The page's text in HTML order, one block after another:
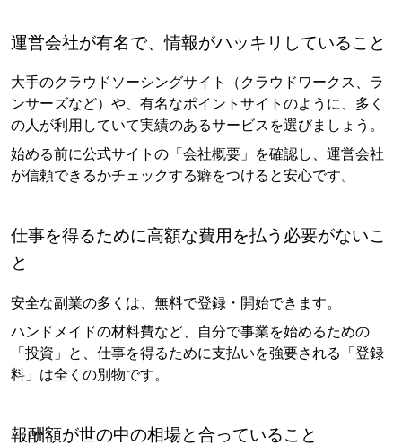
運営会社が有名で、情報がハッキリしていること
大手のクラウドソーシングサイト（クラウドワークス、ラ
ンサーズなど）や、有名なポイントサイトのように、多く
の人が利用していて実績のあるサービスを選びましょう。
始める前に公式サイトの「会社概要」を確認し、運営会社
が信頼できるかチェックする癖をつけると安心です。
仕事を得るために高額な費用を払う必要がないこ
と
安全な副業の多くは、無料で登録・開始できます。
ハンドメイドの材料費など、自分で事業を始めるための
「投資」と、仕事を得るために支払いを強要される「登録
料」は全くの別物です。
報酬額が世の中の相場と合っていること